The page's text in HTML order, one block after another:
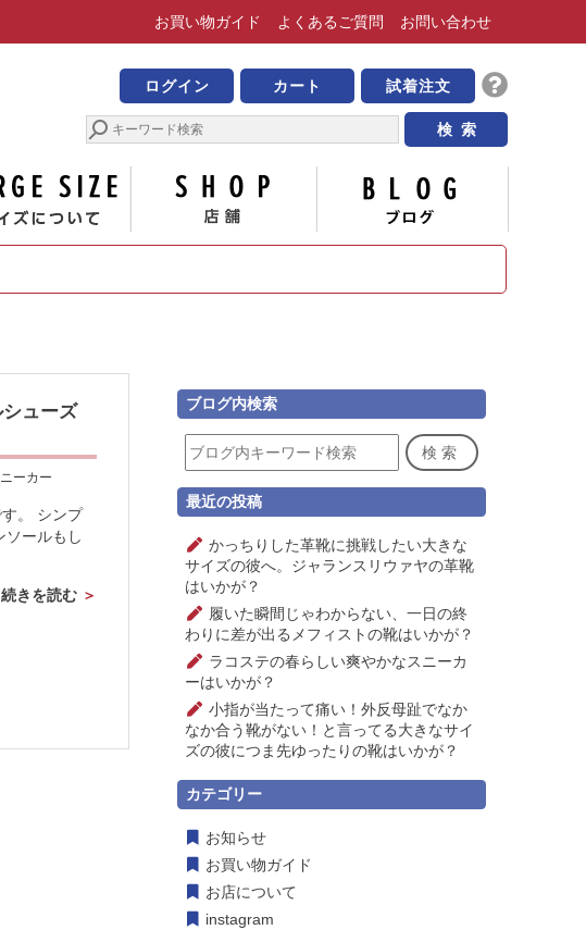
お買い物ガイド よくある ご質問 お問い合わせ
大きな靴の専門店 ビッグ・ビー
ログイン カート 試着注文
ド サイズについて
ューズ
ーカー
。 シンプ
ソールもし
続きを読む
ブログ内検索
検索
最近の投稿
かっちりした革靴に挑戦したい大きな
サイズの彼へ。ジャランスリウァヤの革靴
はいかが？
履いた瞬間じゃわからない、一日の終
わりに差が出るメフィストの靴はいかが？
ラコステの春らしい爽やかなスニーカ
ーはいかが？
小指が当たって痛い！外反母趾でなか
なか合う靴がない！と言ってる大きなサイ
ズの彼につま先ゆったりの靴はいかが？
カテゴリー
お知らせ
お買い物ガイド
お店について
instagram